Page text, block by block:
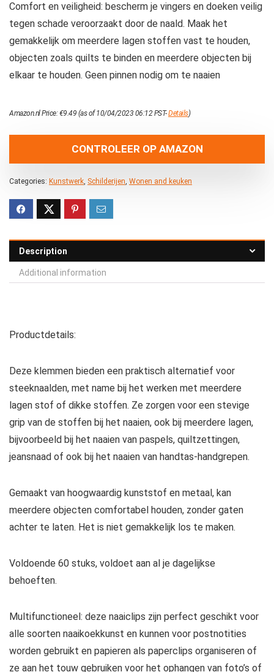
Comfort en veiligheid: bescherm je vingers en doeken veilig
tegen schade veroorzaakt door de naald. Maak het
gemakkelijk om meerdere lagen stoffen vast te houden,
objecten zoals quilts te binden en meerdere objecten bij
elkaar te houden. Geen pinnen nodig om te naaien
Amazon.nl Price:€9.49 (as of 10/04/2023 06:12 PST-Details)
CONTROLEER OP AMAZON
Categories: Kunstwerk, Schilderijen, Wonen and keuken
Description
Additional information
Productdetails:
Deze klemmen bieden een praktisch alternatief voor
steeknaalden, met name bij het werken met meerdere
lagen stof of dikke stoffen. Ze zorgen voor een stevige
grip van de stoffen bij het naaien, ook bij meerdere lagen,
bijvoorbeeld bij het naaien van paspels, quiltzettingen,
jeansnaad of ook bij het naaien van handtas-handgrepen.
Gemaakt van hoogwaardig kunststof en metaal, kan
meerdere objecten comfortabel houden, zonder gaten
achter te laten. Het is niet gemakkelijk los te maken.
Voldoende 60 stuks, voldoet aan al je dagelijkse
behoeften.
Multifunctioneel: deze naaiclips zijn perfect geschikt voor
alle soorten naaikoekkunst en kunnen voor postnotities
worden gebruikt en papieren als paperclips organiseren of
ze aan het touw gebruiken voor het ophangen van foto’s of